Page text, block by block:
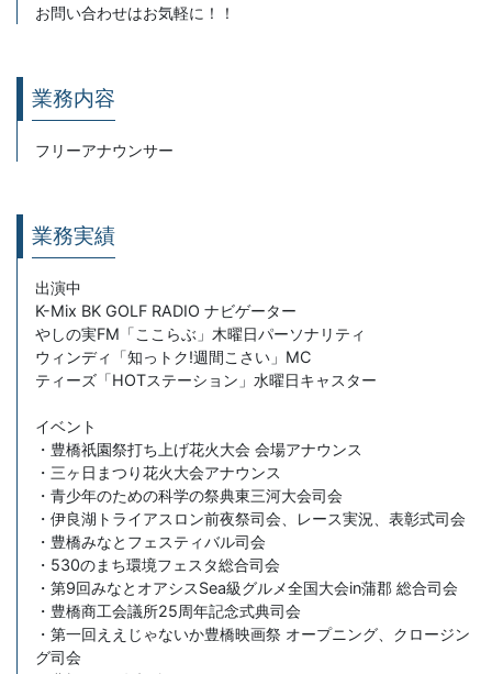
お問い合わせはお気軽に！！
業務内容
フリーアナウンサー
業務実績
出演中
K-Mix BK GOLF RADIO ナビゲーター
やしの実FM「ここらぶ」木曜日パーソナリティ
ウィンディ「知っトク!週間こさい」MC
ティーズ「HOTステーション」水曜日キャスター
イベント
・豊橋祇園祭打ち上げ花火大会 会場アナウンス
・三ヶ日まつり花火大会アナウンス
・青少年のための科学の祭典東三河大会司会
・伊良湖トライアスロン前夜祭司会、レース実況、表彰式司会
・豊橋みなとフェスティバル司会
・530のまち環境フェスタ総合司会
・第9回みなとオアシスSea級グルメ全国大会in蒲郡 総合司会
・豊橋商工会議所25周年記念式典司会
・第一回ええじゃないか豊橋映画祭 オープニング、クロージン
グ司会